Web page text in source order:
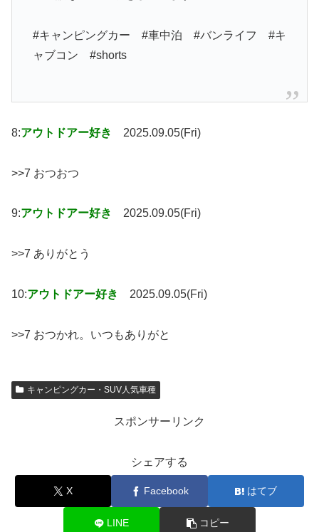
#キャンピングカー #車中泊 #バンライフ #キ
ャブコン #shorts
8:アウトドアー好き 2025.09.05(Fri)
>>7 おつおつ
9:アウトドアー好き 2025.09.05(Fri)
>>7 ありがとう
10:アウトドアー好き 2025.09.05(Fri)
>>7 おつかれ。いつもありがと
キャンピングカー・SUV人気車種
スポンサーリンク
シェアする
X Facebook はてブ
LINE コピー